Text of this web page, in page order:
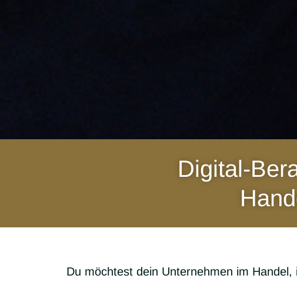
Digital-
Du möch­test dein Unter­neh­men im